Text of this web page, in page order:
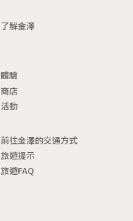
了解金澤
體驗
商店
活動
前往金澤的交通方式
旅遊提示
旅遊FAQ